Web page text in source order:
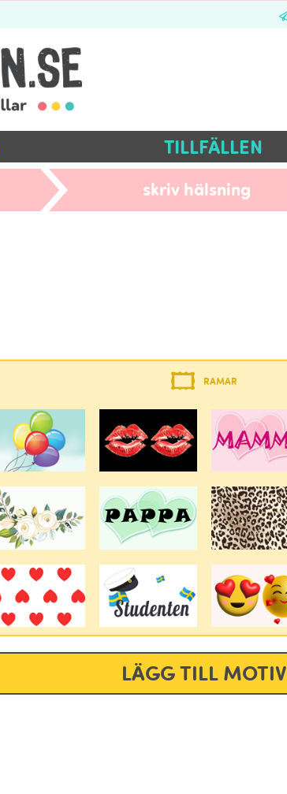
TILLFÄLLEN
skriv hälsning
RAMAR
LÄGG TILL MOTIV